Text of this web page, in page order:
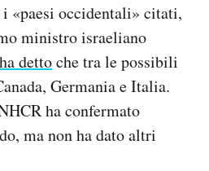
«paesi occidentali» citati,
ministro israeliano
ha dettoche tra le possibili
Germania e Italia.
ha confermato
ma non ha dato altri